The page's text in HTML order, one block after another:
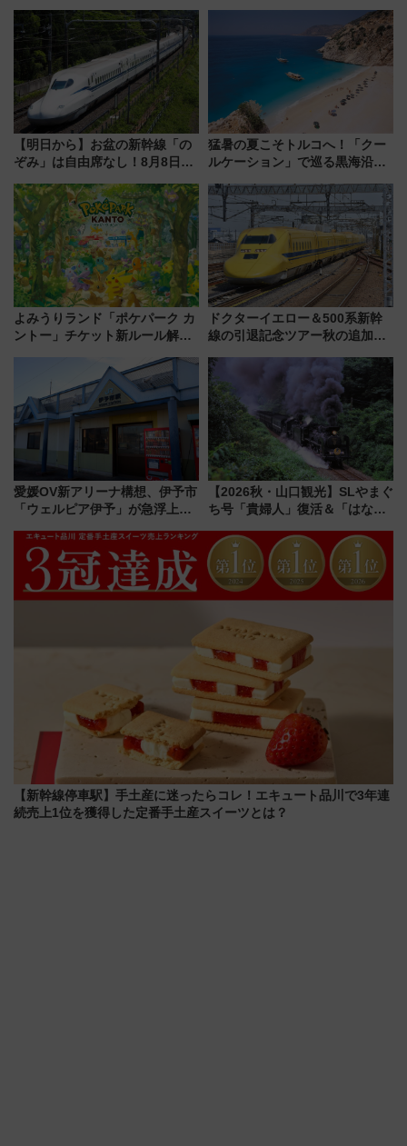
大相撲巡業など 豪華イベントと
アクセス
【明日から】お盆の新幹線「の
ぞみ」は自由席なし！8月8日午
せば空きが見つかることも 混
雑避ける「空席」探しのコツ
猛暑の夏こそトルコへ！「クー
ルケーション」で巡る黒海沿岸
連検索数が前年比237％増、ナ
ショジオも認める『2026年に訪
れるべき世界の旅先』
よみうりランド「ポケパーク カ
ントー」チケット新ルール解
本人確認が11月スタート
ドクターイエロー＆500系新幹
線の引退記念ツアー秋の追加企
ホテル情報まとめ
愛媛OV新アリーナ構想、伊予市
「ウェルピア伊予」が急浮上！
で探る鉄道アクセスの未来
【2026秋・山口観光】SLやまぐ
ち号「貴婦人」復活＆「はなあ
注目観光列車まとめ きっぷの取
り方は？
【新幹線停車駅】手土産に迷ったらコレ！エキュート品川で3年連
続売上1位を獲得した定番手土産スイーツとは？